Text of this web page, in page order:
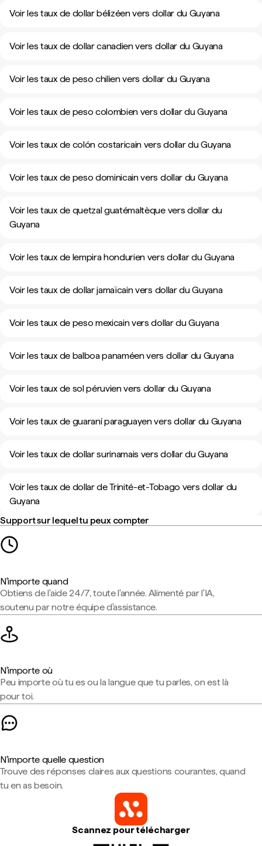
Voir les taux de dollar bélizéen vers dollar du Guyana
Voir les taux de dollar canadien vers dollar du Guyana
Voir les taux de peso chilien vers dollar du Guyana
Voir les taux de peso colombien vers dollar du Guyana
Voir les taux de colón costaricain vers dollar du Guyana
Voir les taux de peso dominicain vers dollar du Guyana
Voir les taux de quetzal guatémaltèque vers dollar du
Guyana
Voir les taux de lempira hondurien vers dollar du Guyana
Voir les taux de dollar jamaïcain vers dollar du Guyana
Voir les taux de peso mexicain vers dollar du Guyana
Voir les taux de balboa panaméen vers dollar du Guyana
Voir les taux de sol péruvien vers dollar du Guyana
Voir les taux de guaraní paraguayen vers dollar du Guyana
Voir les taux de dollar surinamais vers dollar du Guyana
Voir les taux de dollar de Trinité-et-Tobago vers dollar du
Guyana
Support sur lequel tu peux compter
N'importe quand
Obtiens de l'aide 24/7, toute l'année. Alimenté par l'IA,
soutenu par notre équipe d'assistance.
N'importe où
Peu importe où tu es ou la langue que tu parles, on est là
pour toi.
N'importe quelle question
Trouve des réponses claires aux questions courantes, quand
tu en as besoin.
Scannez pour télécharger